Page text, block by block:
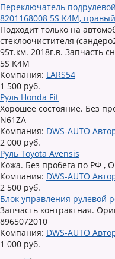
Переключатель
8201168008 5S K4M,
Подходит только на
стеклоочистителя
95т.км. 2018г.в. Запчасть
5S K4M
Компания: LARS54
1 500 руб.
Руль Honda Fit
Хорошее состояние. Без
N61ZA
Компания: DWS-AUTO
2 000 руб.
Руль Toyota Avensis
Кожа. Без пробега по РФ ,
Компания: DWS-AUTO
2 500 руб.
Блок управления рулевой
Запчасть контрактная.
8965072010
Компания: DWS-AUTO
1 000 руб.